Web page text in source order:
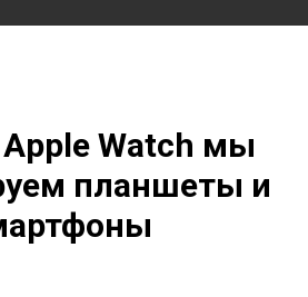
Watch мы
планшеты и